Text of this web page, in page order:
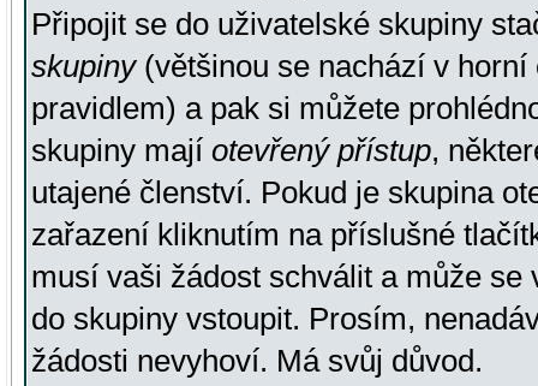
Připojit se do uživatelské skupiny
skupiny(většinou se nachází v horní
pravidlem) a pak si můžete
skupiny mají otevřený přístup,
utajené členství. Pokud je skupina
zařazení kliknutím na příslušné
musí vaši žádost schválit a může se
do skupiny vstoupit. Prosím,
žádosti nevyhoví. Má svůj důvod.